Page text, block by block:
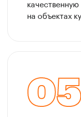
на объектах
05